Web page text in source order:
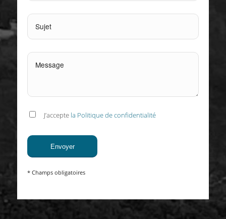
J’accepte la Politique de confidentialité
* Champs obligatoires